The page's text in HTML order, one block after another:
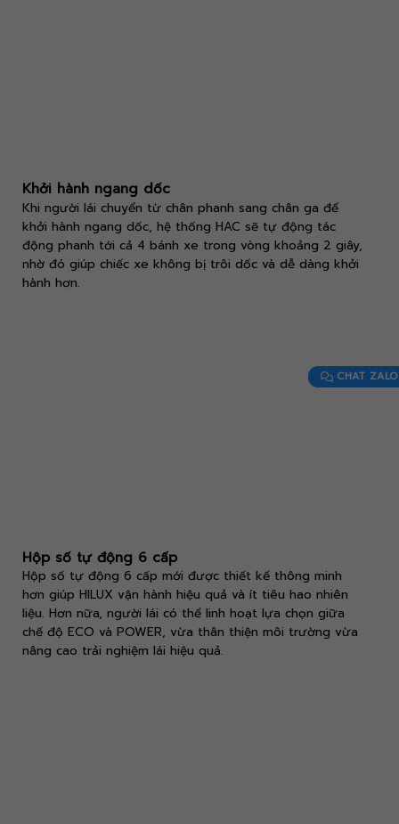
Khởi hành ngang dốc
Khi người lái chuyển từ chân phanh sang chân ga để
khởi hành ngang dốc, hệ thống HAC sẽ tự động tác
động phanh tới cả 4 bánh xe trong vòng khoảng 2 giây,
nhờ đó giúp chiếc xe không bị trôi dốc và dễ dàng khởi
hành hơn.
Hộp số tự động 6 cấp
Hộp số tự động 6 cấp mới được thiết kế thông minh
hơn giúp HILUX vận hành hiệu quả và ít tiêu hao nhiên
liệu. Hơn nữa, người lái có thể linh hoạt lựa chọn giữa
chế độ ECO và POWER, vừa thân thiện môi trường vừa
nâng cao trải nghiệm lái hiệu quả.
CHAT ZALO